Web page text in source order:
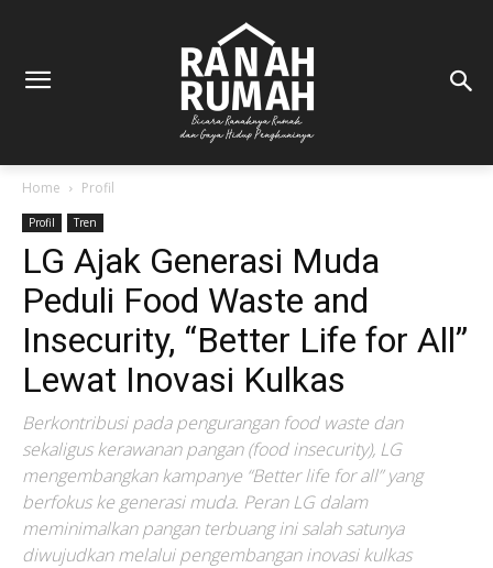
Home Profil
Profil Tren
LG Ajak Generasi Muda
Peduli Food Waste and
Insecurity, “Better Life for All”
Lewat Inovasi Kulkas
Berkontribusi pada pengurangan food waste dan
sekaligus kerawanan pangan (food insecurity), LG
mengembangkan kampanye “Better life for all” yang
berfokus ke generasi muda. Peran LG dalam
meminimalkan pangan terbuang ini salah satunya
diwujudkan melalui pengembangan inovasi kulkas